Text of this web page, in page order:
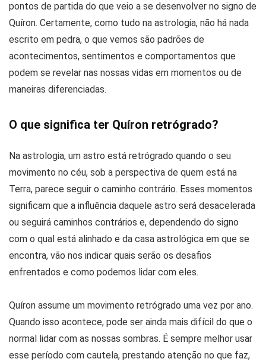
pontos de partida do que veio a se desenvolver no signo de
Quíron. Certamente, como tudo na astrologia, não há nada
escrito em pedra, o que vemos são padrões de
acontecimentos, sentimentos e comportamentos que
podem se revelar nas nossas vidas em momentos ou de
maneiras diferenciadas.
O que significa ter Quíron retrógrado?
Na astrologia, um astro está retrógrado quando o seu
movimento no céu, sob a perspectiva de quem está na
Terra, parece seguir o caminho contrário. Esses momentos
significam que a influência daquele astro será desacelerada
ou seguirá caminhos contrários e, dependendo do signo
com o qual está alinhado e da casa astrológica em que se
encontra, vão nos indicar quais serão os desafios
enfrentados e como podemos lidar com eles.
Quíron assume um movimento retrógrado uma vez por ano.
Quando isso acontece, pode ser ainda mais difícil do que o
normal lidar com as nossas sombras. É sempre melhor usar
esse período com cautela, prestando atenção no que faz,